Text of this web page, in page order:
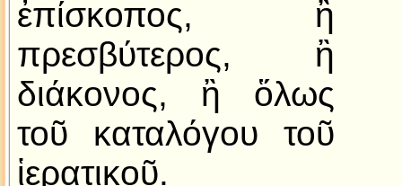
ἐπίσκοπος, ἢ
πρεσβύτερος, ἢ
διάκονος, ἢ ὅλως
τοῦ καταλόγου τοῦ
ἱερατικοῦ.